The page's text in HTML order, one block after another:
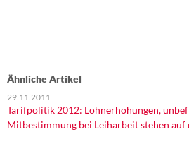
Ähnliche Artikel
29.11.2011
Tarifpolitik 2012: Lohnerhöhungen,
Mitbestimmung bei Leiharbeit stehen auf